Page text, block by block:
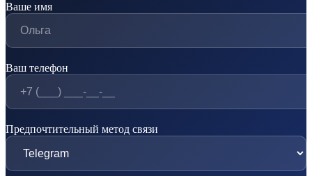
Ваше имя
Ваш телефон
Предпочтительный метод связи